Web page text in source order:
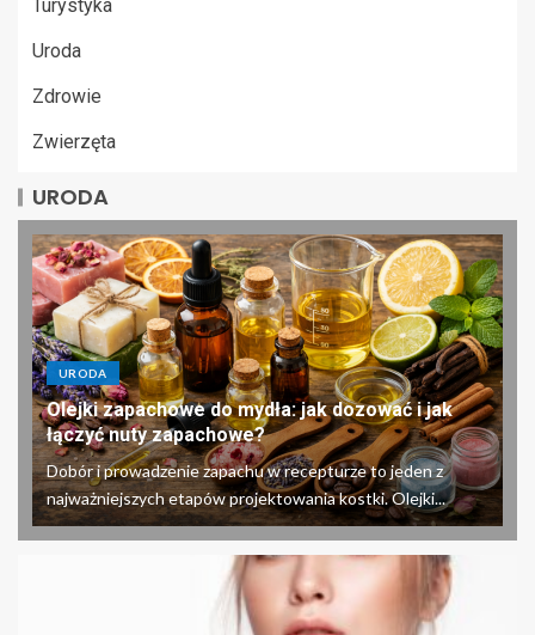
Turystyka
Uroda
Zdrowie
Zwierzęta
URODA
URODA
Olejki zapachowe do mydła: jak dozować i jak
łączyć nuty zapachowe?
Dobór i prowadzenie zapachu w recepturze to jeden z
najważniejszych etapów projektowania kostki. Olejki...